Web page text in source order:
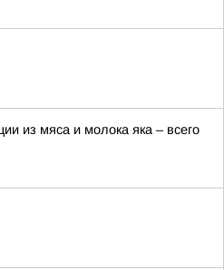
из мяса и молока яка – всего